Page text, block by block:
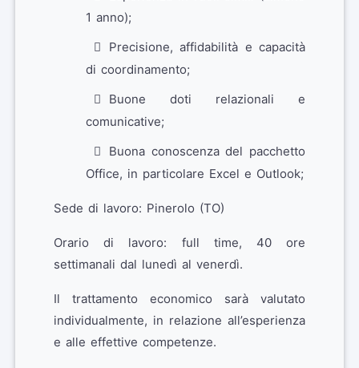
1 anno);
Precisione, affidabilità e capacità
di coordinamento;
Buone doti relazionali e
comunicative;
Buona conoscenza del pacchetto
Office, in particolare Excel e Outlook;
Sede di lavoro: Pinerolo (TO)
Orario di lavoro: full time, 40 ore
settimanali dal lunedì al venerdì.
Il trattamento economico sarà valutato
individualmente, in relazione all’esperienza
e alle effettive competenze.